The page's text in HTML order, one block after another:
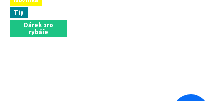
Tip
Dárek pro
rybáře